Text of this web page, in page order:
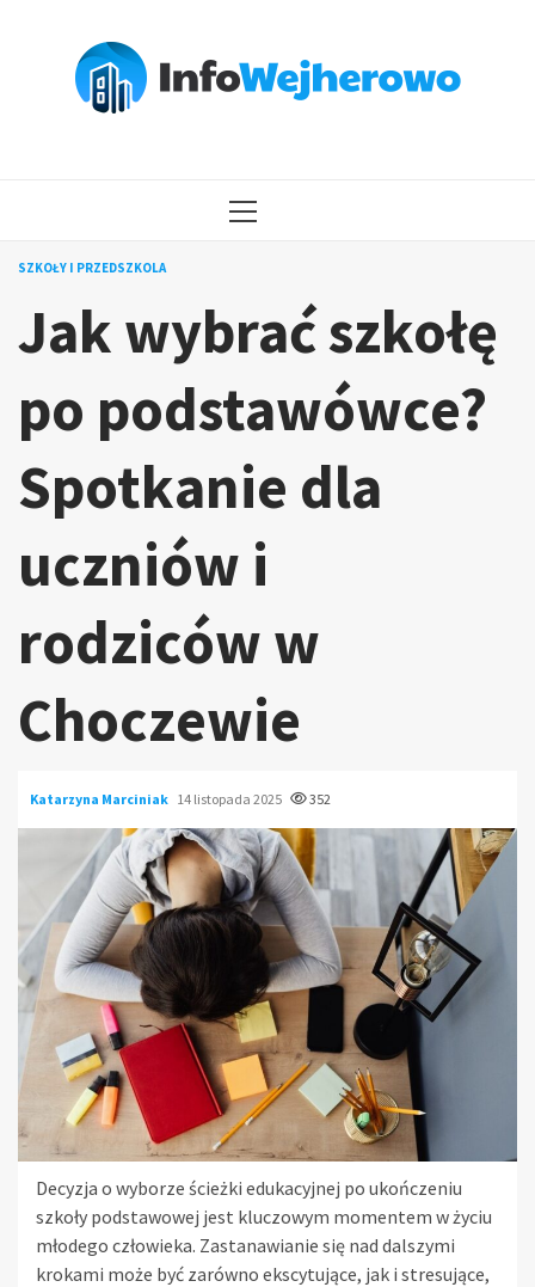
MENU
SZKOŁY I PRZEDSZKOLA
Jak wybrać szkołę
po podstawówce?
Spotkanie dla
uczniów i
rodziców w
Choczewie
Katarzyna Marciniak 14 listopada 2025 352
Decyzja o wyborze ścieżki edukacyjnej po ukończeniu
szkoły podstawowej jest kluczowym momentem w życiu
młodego człowieka. Zastanawianie się nad dalszymi
krokami może być zarówno ekscytujące, jak i stresujące,